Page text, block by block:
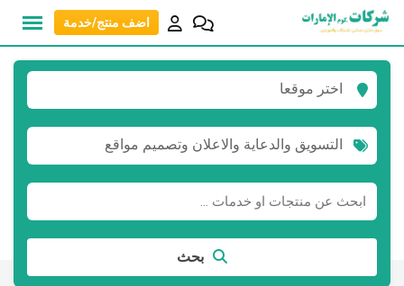
انتقل
المحتوى
اضف منتج/خدمة
اختر موقعا
التسويق والدعاية والاعلان وتصميم مواقع
بحث